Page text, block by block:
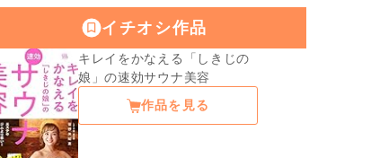
イチオシ作品
キレイをかなえる「しきじの
娘」の速効サウナ美容
作品を見る